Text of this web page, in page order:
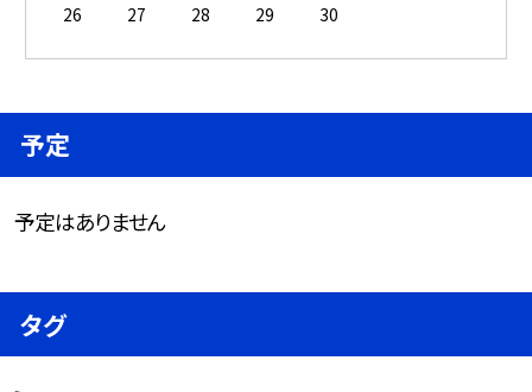
26
27 28 29 30
予定
予定はありません
タグ